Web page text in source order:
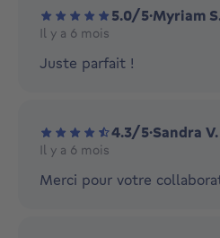
5.0/5·Myriam
Il y a 6 mois
Juste parfait !
4.3/5·Sandra V.
Il y a 6 mois
Merci pour votre